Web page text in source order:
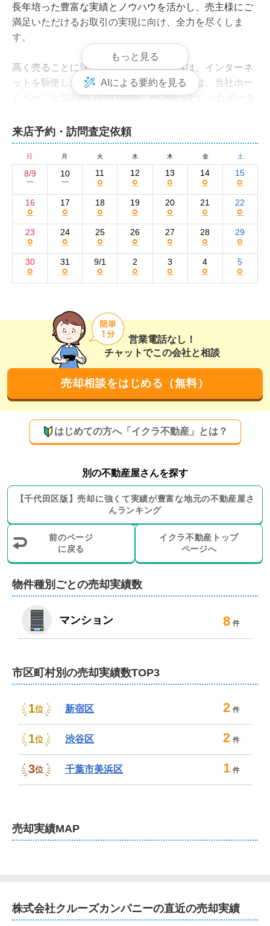
営業電話なし！
チャットでこの会社と相談
売却相談をはじめる（無料）
はじめての方へ「イクラ不動産」とは？
別の不動産屋さんを探す
【千代田区版】売却に強くて実績が豊富な地元の不動産屋さ
んランキング
前のページ
に戻る
イクラ不動産トップ
ページへ
来店予約・訪問査定依頼
日 月 火 水 木 金 土
8/9
ー
10
ー
11
○
12
○
13
○
14
○
15
○
16
○
17
○
18
○
19
○
20
○
21
○
22
○
23
○
24
○
25
○
26
○
27
○
28
○
29
○
30
○
31
○
9/1
○
2
○
3
○
4
○
5
○
長年培った豊富な実績とノウハウを活かし、売主様にご
満足いただけるお取引の実現に向け、全力を尽くしま
す。
高く売ることに注力している弊社の強みは、インターネ
ットを駆使した集客力の高さです。集客には、当社ホー
ムページとSUUMOやat home、HOME'Sといったポータ
広告に掲載する写真は、物件の魅力を最大限アピールで
きるようこだわりを持って撮影。社内で写真撮影研修を
実施するなど、買い手の目に留まる広告作りを心がけて
います。また、お取引のあったお客様からのご紹介が多
い点も弊社の強みです。
充実した売却サポート体制が強みです！女性ス
弊社の強みは、ホームステージングやリフォーム、解体
ト体制で、お客様の大切な不動産のご売却を支えます。
また、長年不動産業界に携わっているスタッフが、多数
在籍している点も強みです。豊富な知識と経験を持つス
タッフが、お客様お一人おひとりのニーズに合わせた最
適なご提案をいたします。
住み替えや空き家の売却もお任せください。賃貸業も行
っているため、お住まいを売却したあとの賃貸物件のご
査定やご相談は無料。もちろん秘密は厳守いたします。
す。不動産のことなら、何でもご遠慮なくご相談くださ
もっと見る
AIによる要約を見る
物件種別ごとの売却実績数
マンション 8 件
市区町村別の売却実績数TOP3
1位 新宿区 2 件
1位 渋谷区 2 件
3位 千葉市美浜区 1 件
売却実績MAP
株式会社クルーズカンパニーの直近の売却実績